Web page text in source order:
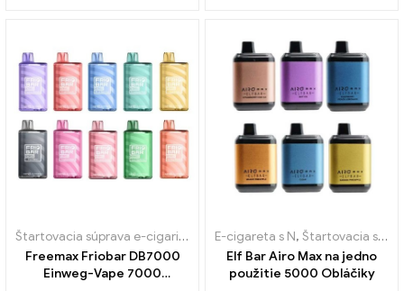
Štartovacia súprava e-cigariet
Jednorazové e-cigarety
Freemax Friobar DB7000
Einweg-Vape 7000
E-cigareta s N, Štartovacia súprava e-cigariet
Elf Bar Airo Max na jedno
použitie 5000 Obláčiky